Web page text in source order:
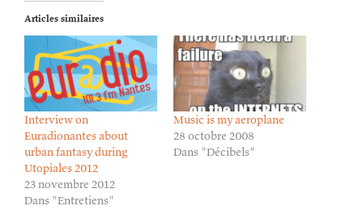
Articles similaires
Interview on
Euradionantes about
urban fantasy during
Utopiales 2012
23 novembre 2012
Dans "Entretiens"
Music is my aeroplane
28 octobre 2008
Dans "Décibels"